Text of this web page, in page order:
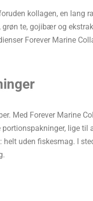
kollagen, en lang
te, gojibær og
Forever Marine
Med Forever Marine
lige til
uden fiskesmag. I